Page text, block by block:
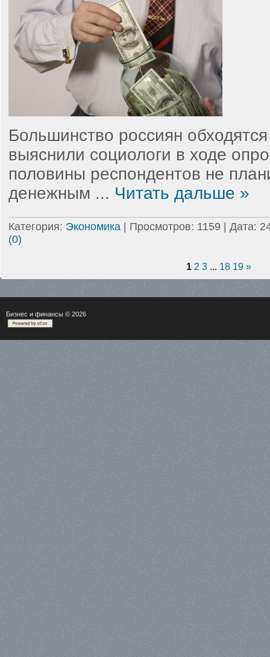
Большинство россиян
выяснили социологи в ходе
половины респондентов не
денежным ... Читать дальше »
Категория: Экономика | Просмотров: 1159 | Дата:
(0)
1 2 3 ... 18 19 »
Бизнес и финансы © 2026